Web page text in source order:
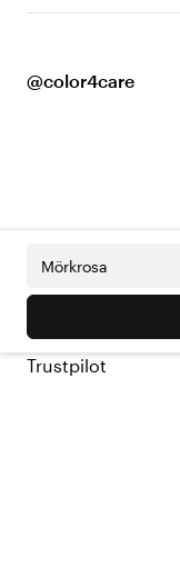
@color4care
Mörkrosa
Trustpilot